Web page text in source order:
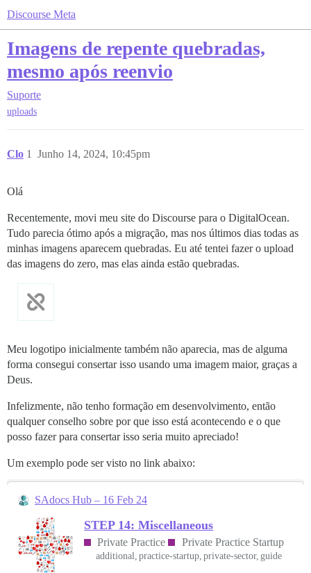
Discourse Meta
Imagens de repente quebradas,
mesmo após reenvio
Suporte
uploads
Clo Junho 14, 2024, 10:45pm
1
Olá
Recentemente, movi meu site do Discourse para o DigitalOcean.
Tudo parecia ótimo após a migração, mas nos últimos dias todas as
minhas imagens aparecem quebradas. Eu até tentei fazer o upload
das imagens do zero, mas elas ainda estão quebradas.
Meu logotipo inicialmente também não aparecia, mas de alguma
forma consegui consertar isso usando uma imagem maior, graças a
Deus.
Infelizmente, não tenho formação em desenvolvimento, então
qualquer conselho sobre por que isso está acontecendo e o que
posso fazer para consertar isso seria muito apreciado!
Um exemplo pode ser visto no link abaixo:
SAdocs Hub – 16 Feb 24
STEP 14: Miscellaneous
Private Practice Private Practice Startup
additional practice-startup private-sector guide